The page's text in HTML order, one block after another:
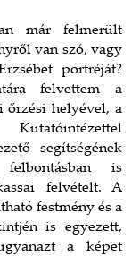
már felmerült
van szó, vagy
portréját?
felvettem a
őrzési helyével, a
Kutatóintézettel
segítségének
felbontásban is
felvételt. A
festmény és a
is egyezett,
a képet